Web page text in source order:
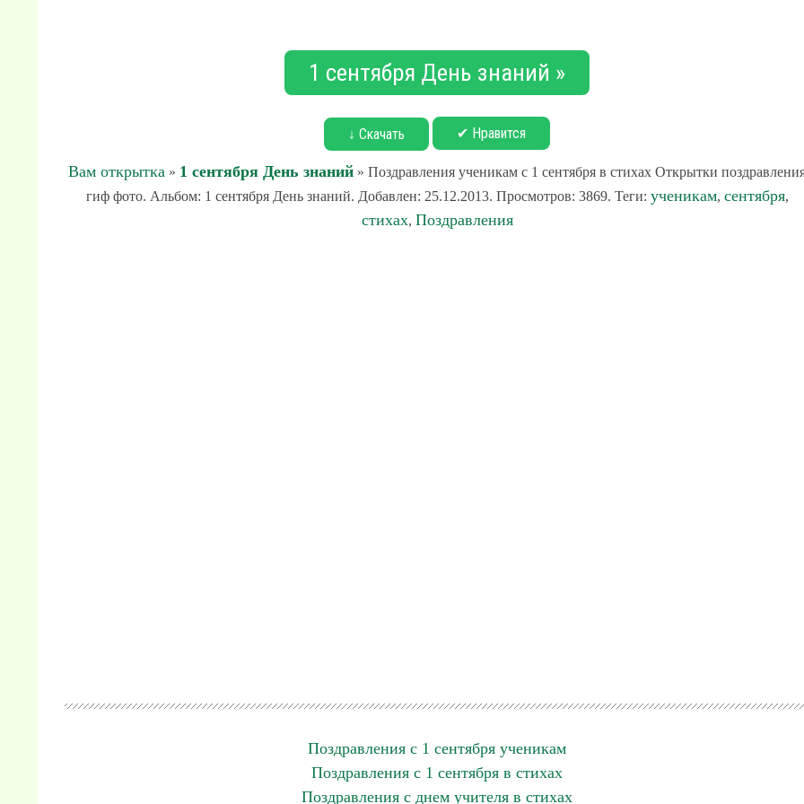
1 сентября День знаний »
↓ Скачать ✔ Нравится
Вам открытка » 1 сентября День знаний » Поздравления ученикам с 1 сентября в стихах Открытки
гиф фото. Альбом: 1 сентября День знаний. Добавлен: 25.12.2013. Просмотров: 3869. Теги: ученикам, сентября,
стихах, Поздравления
Поздравления с 1 сентября ученикам
Поздравления с 1 сентября в стихах
Поздравления с днем учителя в стихах